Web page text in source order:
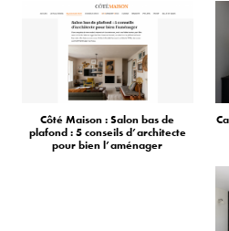
Côté Maison : Salon bas de
plafond : 5 conseils d’architecte
pour bien l’aménager